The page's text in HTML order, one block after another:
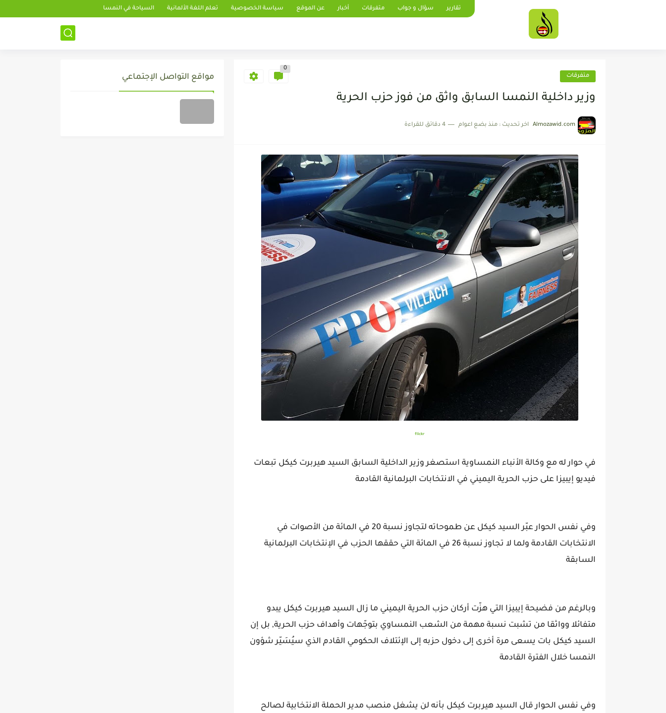
تقارير سؤال و جواب متفرقات أخبار عن الموقع سياسة الخصوصية تعلم اللغة الألمانية السياحة في النمسا
متفرقات
0
وزير داخلية النمسا السابق واثق من فوز حزب الحرية
Almozawid.com اخر تحديث : منذ بضع اعوام 4 دقائق للقراءة
flickr
في حوار له مع وكالة الأنباء النمساوية استصغر وزير الداخلية السابق السيد هيربرت كيكل تبعات
فيديو إيبيزا على حزب الحرية اليميني في الانتخابات البرلمانية القادمة
وفي نفس الحوار عبّر السيد كيكل عن طموحاته لتجاوز نسبة 20 في المائة من الأصوات في
الانتخابات القادمة ولما لا تجاوز نسبة 26 في المائة التي حققها الحزب في الإنتخابات البرلمانية
السابقة
وبالرغم من فضيحة إيبيزا التي هزّت أركان حزب الحرية اليميني ما زال السيد هيربرت كيكل يبدو
متفائلا وواثقا من تشبت نسبة مهمة من الشعب النمساوي بتوجّهات وأهداف حزب الحرية, بل إن
السيد كيكل بات يسعى مرة أخرى إلى دخول حزبه إلى الإئتلاف الحكومي القادم الذي سيُسَيّر شؤون
النمسا خلال الفترة القادمة
وفي نفس الحوار قال السيد هيربرت كيكل بأنه لن يشغل منصب مدير الحملة الانتخابية لصالح
مواقع التواصل الإجتماعي